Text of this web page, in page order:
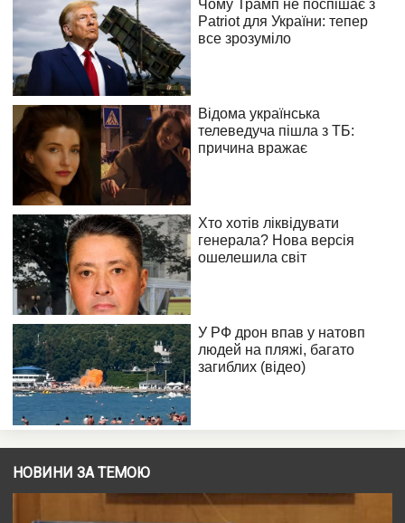
НОВИНИ ЗА ТЕМОЮ